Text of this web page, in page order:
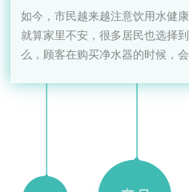
如今，市民越来越注意饮用水健
就算家里不安，很多居民也选择
么，顾客在购买净水器的时候，